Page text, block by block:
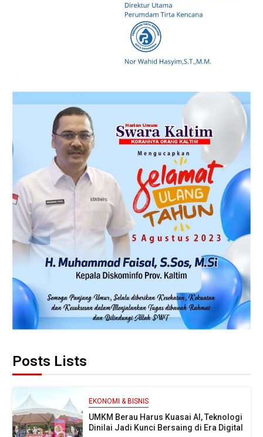
Posts Lists
EKONOMI & BISNIS
UMKM Berau Harus Kuasai AI, Teknologi
Dinilai Jadi Kunci Bersaing di Era Digital